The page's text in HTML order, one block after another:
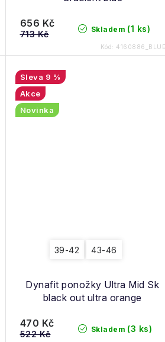
Skladem (1 ks)
656 Kč
713 Kč
Kód:
Dynafit ponožky Ultra Mid Sk
black out ultra orange
9 %
Akce
Novinka
39-42 43-46
Skladem (3 ks)
470 Kč
522 Kč